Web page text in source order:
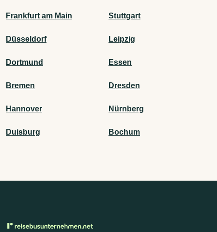
Frankfurt am Main Stuttgart
Düsseldorf Leipzig
Dortmund Essen
Bremen Dresden
Hannover Nürnberg
Duisburg Bochum